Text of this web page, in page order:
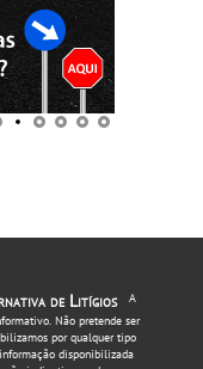
de Litígios
A
Não pretende ser
por qualquer tipo
disponibilizada